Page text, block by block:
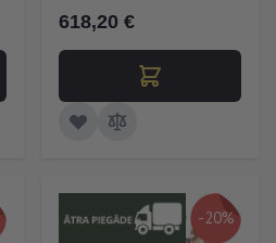
618,20 €
-20%